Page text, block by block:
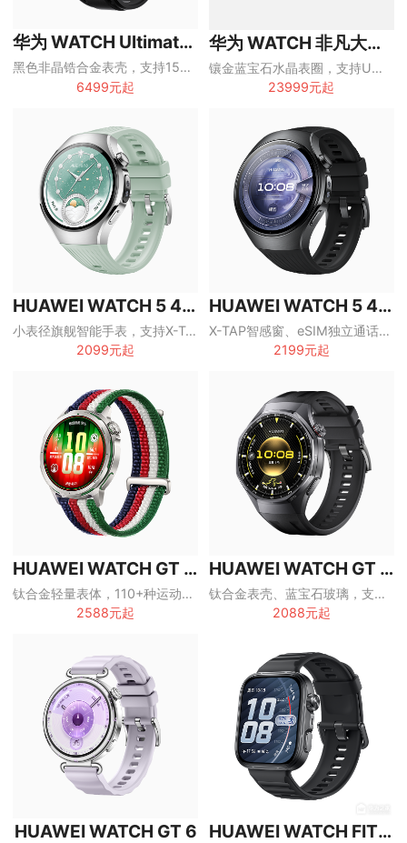
华为 WATCH Ultimate 2
黑色非晶锆合金表壳，支持150米潜水、双向北斗卫星消息和eSIM独立通话
6499元起
华为 WATCH 非凡大师蓝宝石黄金款
23999元起
HUAWEI WATCH 5 42mm
小表径旗舰智能手表，支持X-TAP智感窗、eSIM独立通话和一键微体检
2099元起
HUAWEI WATCH 5 46mm
X-TAP智感窗、eSIM独立通话与一键微体检，旗舰全能智能手表
2199元起
HUAWEI WATCH GT Runner2
钛合金轻量表体，110+种运动模式，面向跑者的专业智能手表
2588元起
HUAWEI WATCH GT 6 Pro
钛合金表壳、蓝宝石玻璃，支持ECG与专业运动的旗舰智能手表
2088元起
HUAWEI WATCH GT 6 HUAWEI WATCH FIT 5 Pro